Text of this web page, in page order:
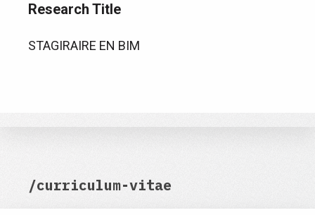
Research Title
STAGIRAIRE EN BIM
/curriculum-vitae